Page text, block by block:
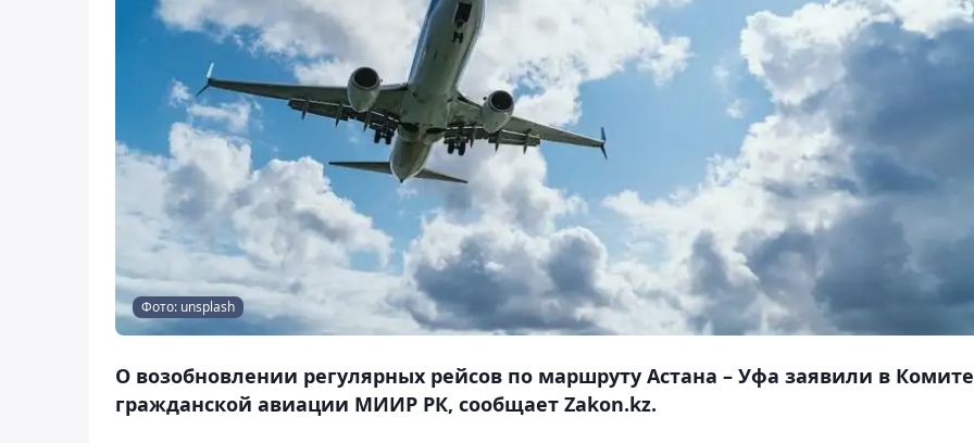
Фото: unsplash
О возобновлении регулярных рейсов по маршруту Астана – Уфа заявили в
гражданской авиации МИИР РК, сообщает Zakon.kz.